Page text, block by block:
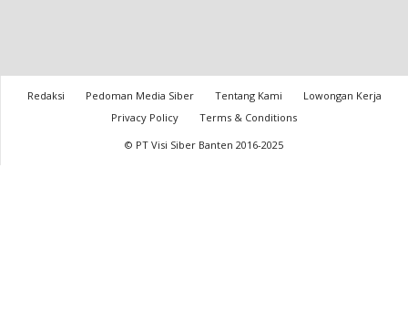
Redaksi Pedoman Media Siber Tentang Kami
Lowongan Kerja
Privacy Policy
Terms & Conditions
© PT Visi Siber Banten 2016-2025